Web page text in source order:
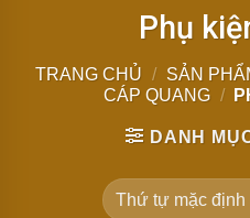
Phụ
TRANG CHỦ / SẢN
CÁP QUANG /
DANH